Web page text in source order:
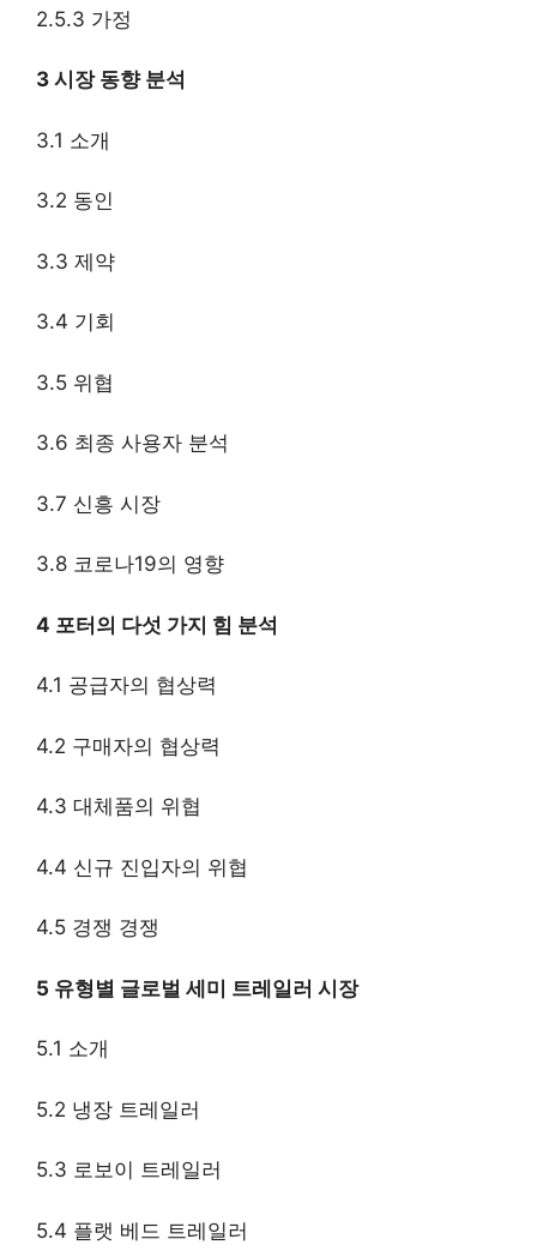
2.5.3 가정
3 시장 동향 분석
3.1 소개
3.2 동인
3.3 제약
3.4 기회
3.5 위협
3.6 최종 사용자 분석
3.7 신흥 시장
3.8 코로나19의 영향
4 포터의 다섯 가지 힘 분석
4.1 공급자의 협상력
4.2 구매자의 협상력
4.3 대체품의 위협
4.4 신규 진입자의 위협
4.5 경쟁 경쟁
5 유형별 글로벌 세미 트레일러 시장
5.1 소개
5.2 냉장 트레일러
5.3 로보이 트레일러
5.4 플랫 베드 트레일러